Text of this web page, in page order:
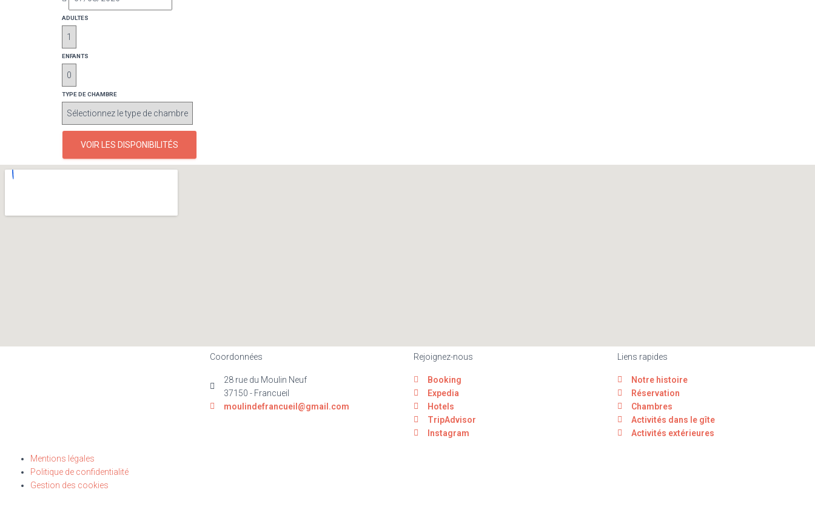
ADULTES
ENFANTS
TYPE DE CHAMBRE
VOIR LES DISPONIBILITÉS
Coordonnées
28 rue du Moulin Neuf
37150 - Francueil
moulindefrancueil@gmail.com
Rejoignez-nous
Booking
Expedia
Hotels
TripAdvisor
Instagram
Liens rapides
Notre histoire
Réservation
Chambres
Activités dans le gîte
Activités extérieures
Mentions légales
Politique de confidentialité
Gestion des cookies